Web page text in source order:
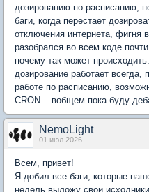
дозированию по расписанию,
баги, когда перестает
отключения интернета, фигня
разобрался во всем коде
почему так может
дозирование работает
работе по расписанию,
CRON... вобщем пока буду
NemoLight
01 июл 2026
Всем, привет!
Я добил все баги, которые
недель выложу свои